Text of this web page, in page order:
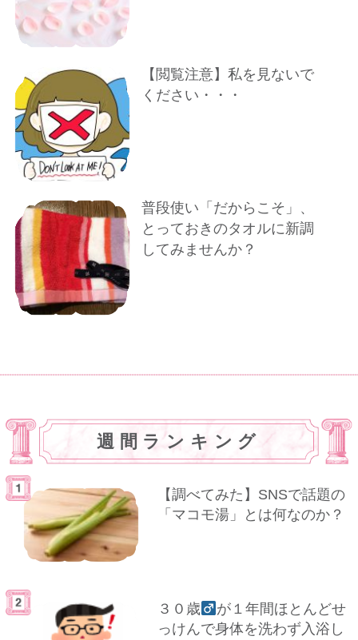
【閲覧注意】私を見ないで
ください・・・
普段使い「だからこそ」、
とっておきのタオルに新調
してみませんか？
週間ランキング
【調べてみた】SNSで話題の
「マコモ湯」とは何なのか？
３０歳
が１年間ほとんどせ
っけんで身体を洗わず入浴し